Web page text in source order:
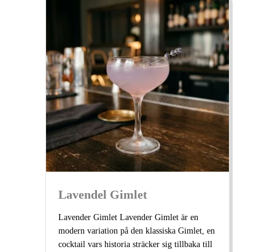
Lavendel Gimlet
Lavender Gimlet Lavender Gimlet är en
modern variation på den klassiska Gimlet, en
cocktail vars historia sträcker sig tillbaka till